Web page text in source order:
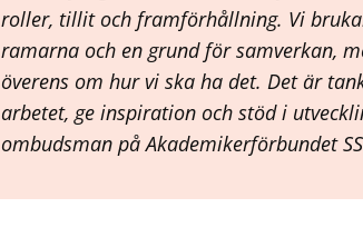
roller, tillit och framförhållning. Vi
ramarna och en grund för samverkan,
överens om hur vi ska ha det. Det är
arbetet, ge inspiration och stöd i
ombudsman på Akademikerförbundet